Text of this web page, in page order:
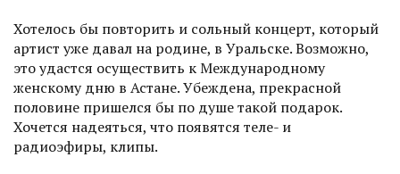
Хотелось бы повторить и сольный концерт, который
артист уже давал на родине, в Уральске. Возможно,
это удастся осуществить к Международному
женскому дню в Астане. Убеждена, прекрасной
половине пришелся бы по душе такой подарок.
Хочется надеяться, что появятся теле- и
радиоэфиры, клипы.